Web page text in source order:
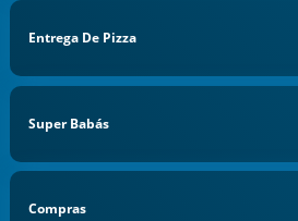
Entrega De Pizza
Super Babás
Compras